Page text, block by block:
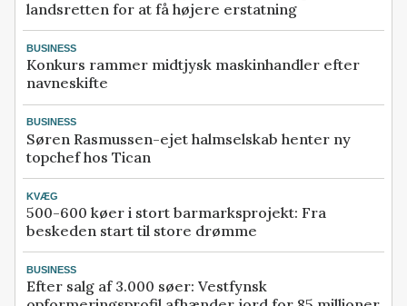
landsretten for at få højere erstatning
BUSINESS
Konkurs rammer midtjysk maskinhandler efter
navneskifte
BUSINESS
Søren Rasmussen-ejet halmselskab henter ny
topchef hos Tican
KVÆG
500-600 køer i stort barmarksprojekt: Fra
beskeden start til store drømme
BUSINESS
Efter salg af 3.000 søer: Vestfynsk